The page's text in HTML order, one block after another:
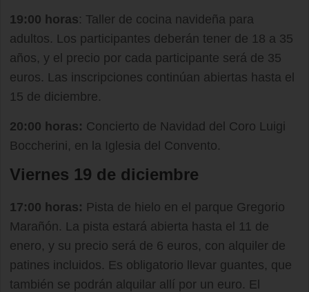
19:00 horas: Taller de cocina navideña para
adultos. Los participantes deberán tener de 18 a 35
años, y el precio por cada participante será de 35
euros. Las inscripciones continúan abiertas hasta el
15 de diciembre.
20:00 horas: Concierto de Navidad del Coro Luigi
Boccherini, en la Iglesia del Convento.
Viernes 19 de diciembre
17:00 horas: Pista de hielo en el parque Gregorio
Marañón. La pista estará abierta hasta el 11 de
enero, y su precio será de 6 euros, con alquiler de
patines incluidos. Es obligatorio llevar guantes, que
también se podrán alquilar allí por un euro. El